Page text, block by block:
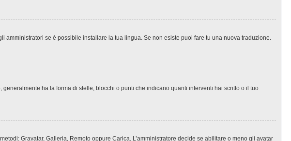
se è possibile installare la tua lingua. Se non esiste puoi fare tu una nuova traduzione.
ha la forma di stelle, blocchi o punti che indicano quanti interventi hai scritto o il tuo
Gravatar, Galleria, Remoto oppure Carica. L’amministratore decide se abilitare o meno gli avatar